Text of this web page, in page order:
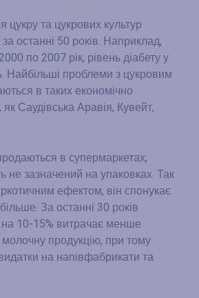
цукру та цукрових культур
останні 50 років. Наприклад,
по 2007 рік, рівень діабету у
Найбільші проблеми з цукровим
в таких економічно
Саудівська Аравія, Кувейт,
в супермаркетах,
не зазначений на упаковках. Так
ефектом, він спонукає
За останні 30 років
10-15% витрачає менше
продукцію, при тому
на напівфабрикати та